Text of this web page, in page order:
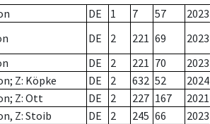
DE 1 7 57 2023
DE 2 221 69 2023
DE 2 221 70 2023
Z: Köpke DE 2 632 52 2024
Z: Ott DE 2 227 167 2021
Z: Stoib DE 2 245 66 2023